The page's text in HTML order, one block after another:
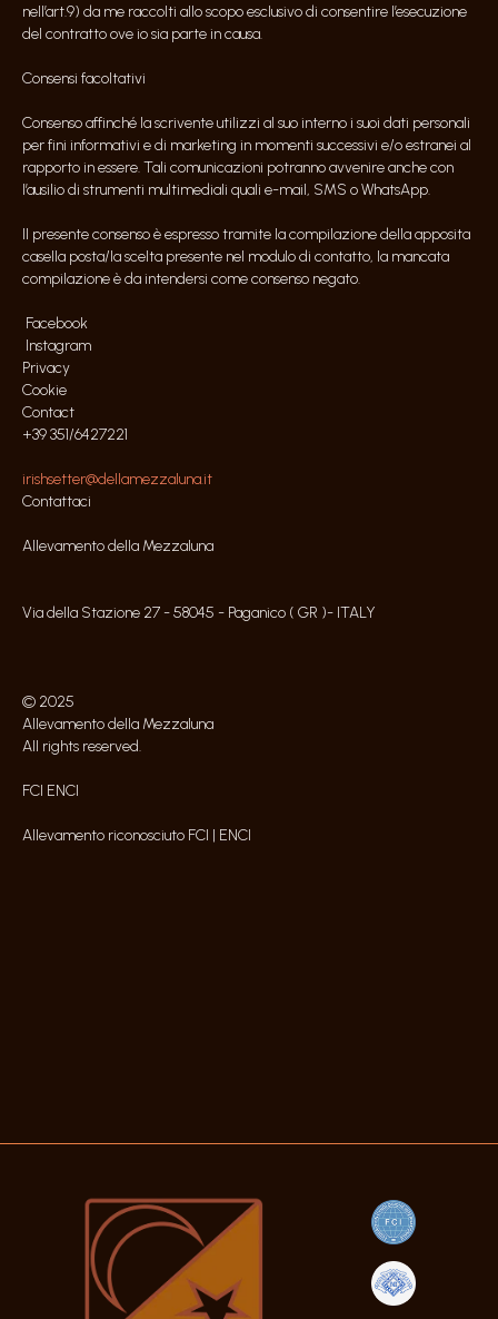
nell’art.9) da me raccolti allo scopo esclusivo di consentire l’esecuzione
del contratto ove io sia parte in causa.
Consensi facoltativi
Consenso affinché la scrivente utilizzi al suo interno i suoi dati personali
per fini informativi e di marketing in momenti successivi e/o estranei al
rapporto in essere. Tali comunicazioni potranno avvenire anche con
l’ausilio di strumenti multimediali quali e-mail, SMS o WhatsApp.
Il presente consenso è espresso tramite la compilazione della apposita
casella posta/la scelta presente nel modulo di contatto, la mancata
compilazione è da intendersi come consenso negato.
Facebook
Instagram
Privacy
Cookie
Contact
+39 351/6427221
irishsetter@dellamezzaluna.it
Contattaci
Allevamento della Mezzaluna
Via della Stazione 27 - 58045 - Paganico ( GR )- ITALY
© 2025
Allevamento della Mezzaluna
All rights reserved.
FCI ENCI
Allevamento riconosciuto FCI | ENCI